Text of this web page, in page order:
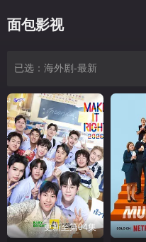
面包影视
已选：海外剧-最新
更新至第04集